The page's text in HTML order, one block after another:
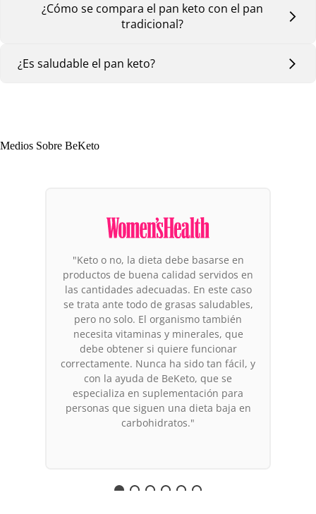
¿Cómo se compara el pan keto con el pan
tradicional?
¿Es saludable el pan keto?
Medios Sobre BeKeto
"De los productos a los que vale la pena
prestar atención, destacan los productos
de la marca BeKeto. ¿Por qué
precisamente ellos? Es la primera marca
en Europa que enfoca toda su actividad
en la dieta cetogénica. Sus cofundadores
llevan años viviendo en estado de
cetosis y se sienten genial, por lo que no
es otra maniobra de marketing. Se
puede arriesgar la afirmación de que los
invitados creen en lo que hacen."